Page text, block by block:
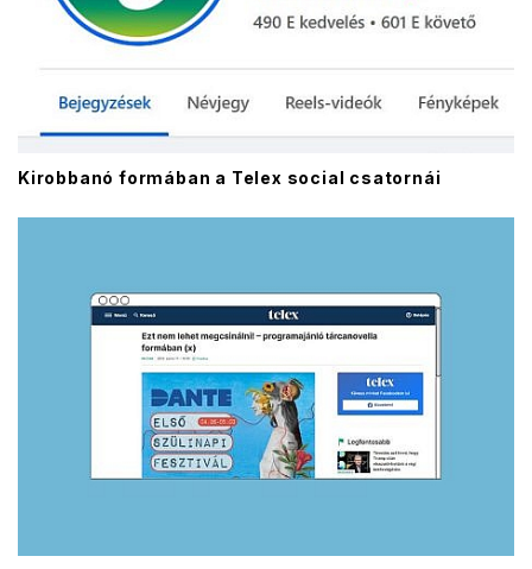
Kirobbanó formában a Telex social csatornái